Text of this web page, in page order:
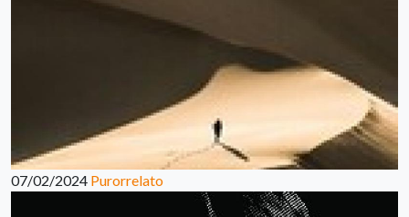
07/02/2024 Purorrelato